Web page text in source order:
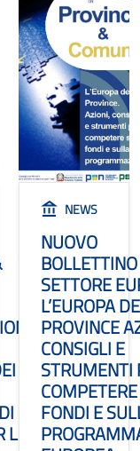
NEWS
NUOVO
SETTORE
L’EUROPA
PROVINCE
CONSIGLI E
STRUMENTI
FONDI E